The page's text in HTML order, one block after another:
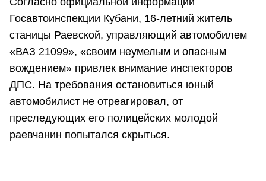
Госавтоинспекции Кубани, 16-летний житель
станицы Раевской, управляющий автомобилем
«ВАЗ 21099», «своим неумелым и опасным
вождением» привлек внимание инспекторов
ДПС. На требования остановиться юный
автомобилист не отреагировал, от
преследующих его полицейских молодой
раевчанин попытался скрыться.